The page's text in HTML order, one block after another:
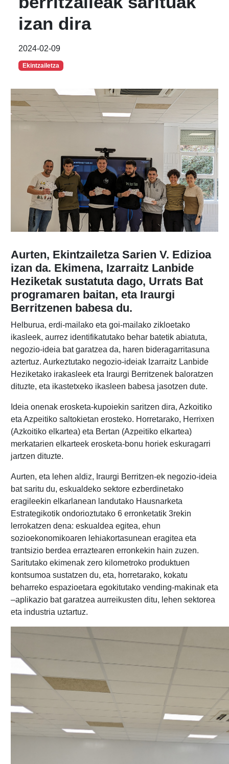
izan dira
2024-02-09
Ekintzailetza
Aurten, Ekintzailetza Sarien V. Edizioa
izan da. Ekimena, Izarraitz Lanbide
Heziketak sustatuta dago, Urrats Bat
programaren baitan, eta Iraurgi
Berritzenen babesa du.
Helburua, erdi-mailako eta goi-mailako zikloetako
ikasleek, aurrez identifikatutako behar batetik abiatuta,
negozio-ideia bat garatzea da, haren bideragarritasuna
aztertuz. Aurkeztutako negozio-ideiak Izarraitz Lanbide
Heziketako irakasleek eta Iraurgi Berritzenek baloratzen
dituzte, eta ikastetxeko ikasleen babesa jasotzen dute.
Ideia onenak erosketa-kupoiekin saritzen dira, Azkoitiko
eta Azpeitiko saltokietan erosteko. Horretarako, Herrixen
(Azkoitiko elkartea) eta Bertan (Azpeitiko elkartea)
merkatarien elkarteek erosketa-bonu horiek eskuragarri
jartzen dituzte.
Aurten, eta lehen aldiz, Iraurgi Berritzen-ek negozio-ideia
bat saritu du, eskualdeko sektore ezberdinetako
eragileekin elkarlanean landutako Hausnarketa
Estrategikotik ondorioztutako 6 erronketatik 3rekin
lerrokatzen dena: eskualdea egitea, ehun
sozioekonomikoaren lehiakortasunean eragitea eta
trantsizio berdea erraztearen erronkekin hain zuzen.
Saritutako ekimenak zero kilometroko produktuen
kontsumoa sustatzen du, eta, horretarako, kokatu
beharreko espazioetara egokitutako vending-makinak eta
–aplikazio bat garatzea aurreikusten ditu, lehen sektorea
eta industria uztartuz.